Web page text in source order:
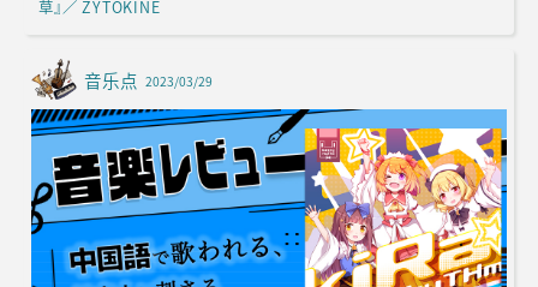
草』／ ZYTOKINE
音乐点 2023/03/29